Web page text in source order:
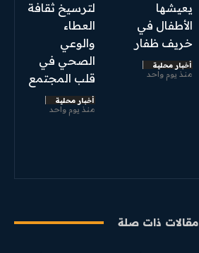
يعيشها
الأطفال في
خريف ظفار
أخبار محلية
منذ يوم واحد
لترسيخ ثقافة
العطاء
والوعي
الصحي في
قلب المجتمع
أخبار محلية
منذ يوم واحد
مقالات ذات صلة